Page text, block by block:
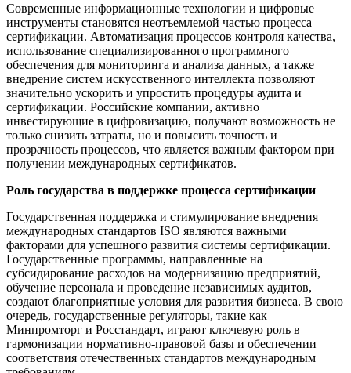
Современные информационные технологии и цифровые
инструменты становятся неотъемлемой частью процесса
сертификации. Автоматизация процессов контроля качества,
использование специализированного программного
обеспечения для мониторинга и анализа данных, а также
внедрение систем искусственного интеллекта позволяют
значительно ускорить и упростить процедуры аудита и
сертификации. Российские компании, активно
инвестирующие в цифровизацию, получают возможность не
только снизить затраты, но и повысить точность и
прозрачность процессов, что является важным фактором при
получении международных сертификатов.
Роль государства в поддержке процесса сертификации
Государственная поддержка и стимулирование внедрения
международных стандартов ISO являются важными
факторами для успешного развития системы сертификации.
Государственные программы, направленные на
субсидирование расходов на модернизацию предприятий,
обучение персонала и проведение независимых аудитов,
создают благоприятные условия для развития бизнеса. В свою
очередь, государственные регуляторы, такие как
Минпромторг и Росстандарт, играют ключевую роль в
гармонизации нормативно-правовой базы и обеспечении
соответствия отечественных стандартов международным